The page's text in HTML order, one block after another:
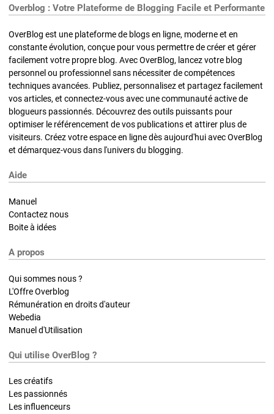
Overblog : Votre Plateforme de Blogging Facile et Performante
OverBlog est une plateforme de blogs en ligne, moderne et en
constante évolution, conçue pour vous permettre de créer et gérer
facilement votre propre blog. Avec OverBlog, lancez votre blog
personnel ou professionnel sans nécessiter de compétences
techniques avancées. Publiez, personnalisez et partagez facilement
vos articles, et connectez-vous avec une communauté active de
blogueurs passionnés. Découvrez des outils puissants pour
optimiser le référencement de vos publications et attirer plus de
visiteurs. Créez votre espace en ligne dès aujourd'hui avec OverBlog
et démarquez-vous dans l'univers du blogging.
Aide
Manuel
Contactez nous
Boite à idées
A propos
Qui sommes nous ?
L'Offre Overblog
Rémunération en droits d'auteur
Webedia
Manuel d'Utilisation
Qui utilise OverBlog ?
Les créatifs
Les passionnés
Les influenceurs